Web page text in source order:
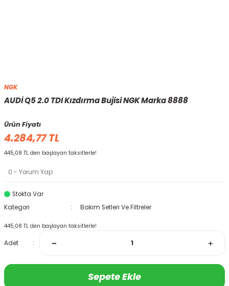
NGK
AUDİ Q5 2.0 TDI Kızdırma Bujisi NGK Marka 8888
Ürün Fiyatı
4.284,77 TL
445,08 TL den başlayan taksitlerle!
0 - Yorum Yap
Stokta Var
Kategori
Bakım Setleri Ve Filtreler
445,08 TL den başlayan taksitlerle!
Adet
Sepete Ekle